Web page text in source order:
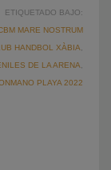
ETIQUETADO BAJO:
MARE NOSTRUM
HANDBOL XÀBIA
DE LA ARENA
PLAYA 2022